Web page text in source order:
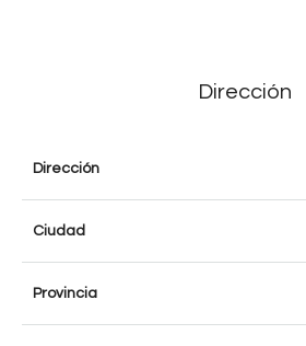
Dirección
Dirección
Ciudad
Provincia